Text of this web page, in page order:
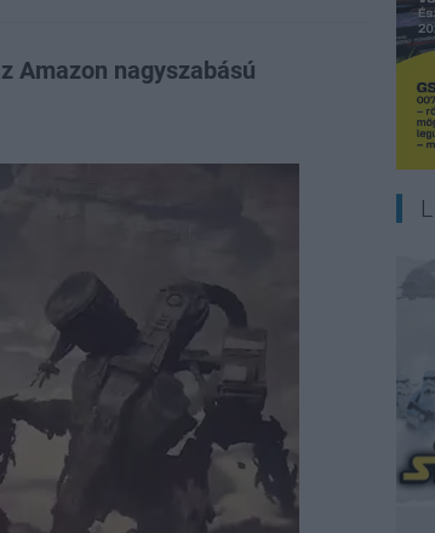
Amazon nagyszabású